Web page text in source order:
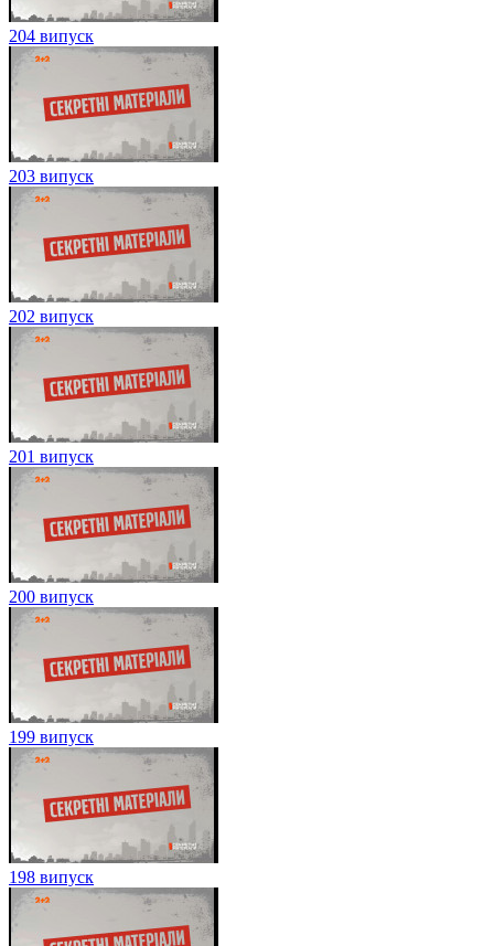
204 випуск
203 випуск
202 випуск
201 випуск
200 випуск
199 випуск
198 випуск